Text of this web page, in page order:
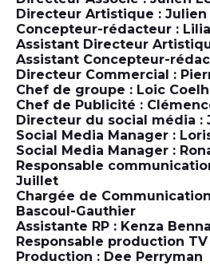
Directeur Artistique :
Concepteur-rédacteur :
Assistant Directeur
Assistant Concepteur-
Directeur Commercial :
Chef de groupe : Loic
Chef de Publicité :
Directeur du social média :
Social Media Manager :
Social Media Manager :
Responsable
Juillet
Chargée de Communication
Bascoul-Gauthier
Assistante RP : Kenza
Responsable production TV
Production : Dee Perryman